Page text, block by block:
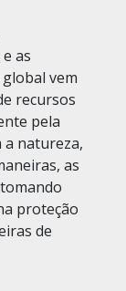
as
vem
recursos
pela
a natureza,
as
proteção
de